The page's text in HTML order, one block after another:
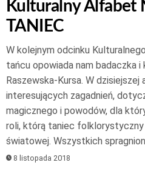
Kulturalny Alfabet
TANIEC
W kolejnym odcinku
tańcu opowiada nam badaczka
Raszewska-Kursa. W
interesujących zagadnień,
magicznego i powodów, dla
roli, którą taniec folklorystyczny
światowej. Wszystkich
8 listopada 2018